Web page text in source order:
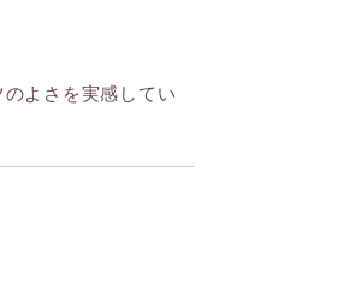
よさを実感してい